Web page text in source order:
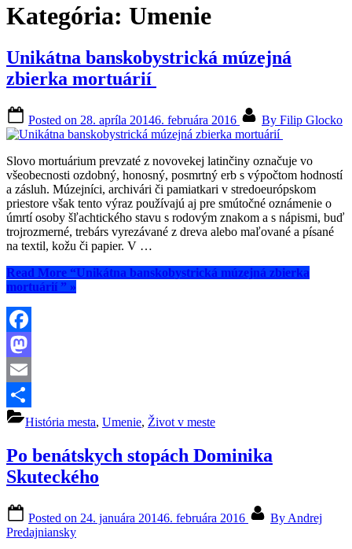
Kategória: Umenie
Unikátna banskobystrická múzejná
zbierka mortuárií
Posted on 28. apríla 20146. februára 2016 By Filip Glocko
Slovo mortuárium prevzaté z novovekej latinčiny označuje vo
všeobecnosti ozdobný, honosný, posmrtný erb s výpočtom hodností
a zásluh. Múzejníci, archivári či pamiatkari v stredoeurópskom
priestore však tento výraz používajú aj pre smútočné oznámenie o
úmrtí osoby šľachtického stavu s rodovým znakom a s nápismi, buď
trojrozmerné, trebárs vyrezávané z dreva alebo maľované a písané
na textil, kožu či papier. V …
Read More “Unikátna banskobystrická múzejná zbierka
mortuárií ” »
Facebook
Mastodon
Email
ShareHistória mesta, Umenie, Život v meste
Po benátskych stopách Dominika
Skuteckého
Posted on 24. januára 20146. februára 2016 By Andrej
Predajniansky